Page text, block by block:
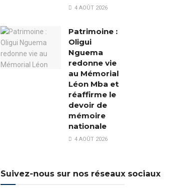
4 AOÛT 2026
Patrimoine :
Oligui
Nguema
redonne vie
au Mémorial
Léon Mba et
réaffirme le
devoir de
mémoire
nationale
4 AOÛT 2026
Suivez-nous sur nos réseaux sociaux